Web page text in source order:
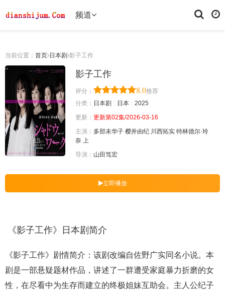
频道
当前位置： 首页 日本剧 影子工作
影子工作
评分： 8.0推荐
分类： 日本剧 日本
2025
更新： 更新第02集/2026-03-16
主演： 多部未华子 樱井由纪 川西拓实 特林德尔·玲
奈 上
导演： 山田笃宏
立即播放
《影子工作》日本剧简介
《影子工作》剧情简介：该剧改编自佐野广实同名小说。本
剧是一部悬疑题材作品，讲述了一群遭受家庭暴力折磨的女
性，在尽看中为生存而建立的终极姐妹互助会。主人公纪子